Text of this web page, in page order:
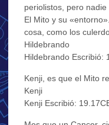
periolistos, pero
El Mito y su
cosa, como los
Hildebrando
Hildebrando Escribió:
Kenji, es que el Mito
Kenji
Kenji Escribió: